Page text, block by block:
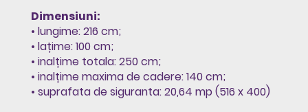
Dimensiuni:
• lungime: 216 cm;
• lațime: 100 cm;
• inalțime totala: 250 cm;
• inalțime maxima de cadere: 140 cm;
• suprafata de siguranta: 20,64 mp (516 x 400)